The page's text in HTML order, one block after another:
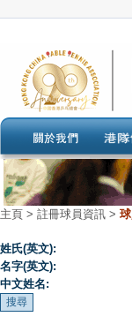
主頁 > 註冊球員資訊 >
姓氏(英文):
名字(英文):
中文姓名: